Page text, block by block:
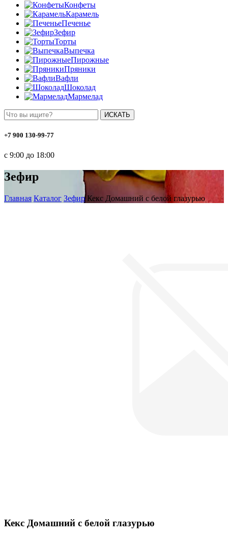
Конфеты
Карамель
Печенье
Зефир
Торты
Выпечка
Пирожные
Пряники
Вафли
Шоколад
Мармелад
ИСКАТЬ
+7 900 130-99-77
с 9:00 до 18:00
Зефир
Главная Каталог Зефир Кекс Домашний с белой глазурью
Кекс Домашний с белой глазурью